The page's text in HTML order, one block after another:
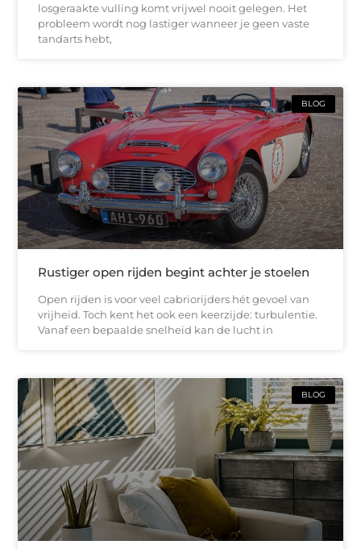
losgeraakte vulling komt vrijwel nooit gelegen. Het
probleem wordt nog lastiger wanneer je geen vaste
tandarts hebt,
BLOG
Rustiger open rijden begint achter je stoelen
Open rijden is voor veel cabriorijders hét gevoel van
vrijheid. Toch kent het ook een keerzijde: turbulentie.
Vanaf een bepaalde snelheid kan de lucht in
BLOG